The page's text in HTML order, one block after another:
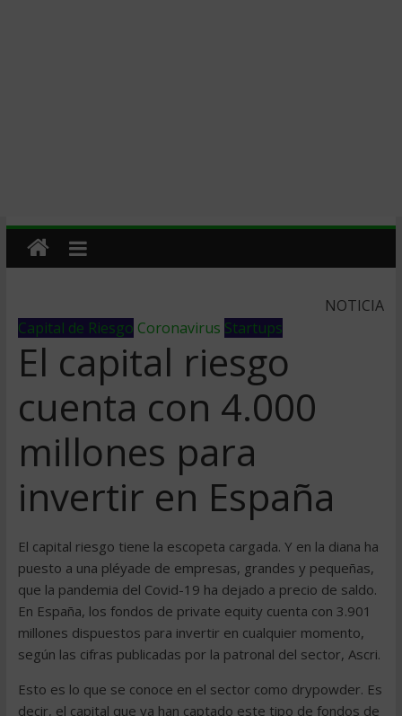
NOTICIA
Capital de Riesgo Coronavirus Startups
El capital riesgo
cuenta con 4.000
millones para
invertir en España
El capital riesgo tiene la escopeta cargada. Y en la diana ha
puesto a una pléyade de empresas, grandes y pequeñas,
que la pandemia del Covid-19 ha dejado a precio de saldo.
En España, los fondos de private equity cuenta con 3.901
millones dispuestos para invertir en cualquier momento,
según las cifras publicadas por la patronal del sector, Ascri.
Esto es lo que se conoce en el sector como drypowder. Es
decir, el capital que ya han captado este tipo de fondos de